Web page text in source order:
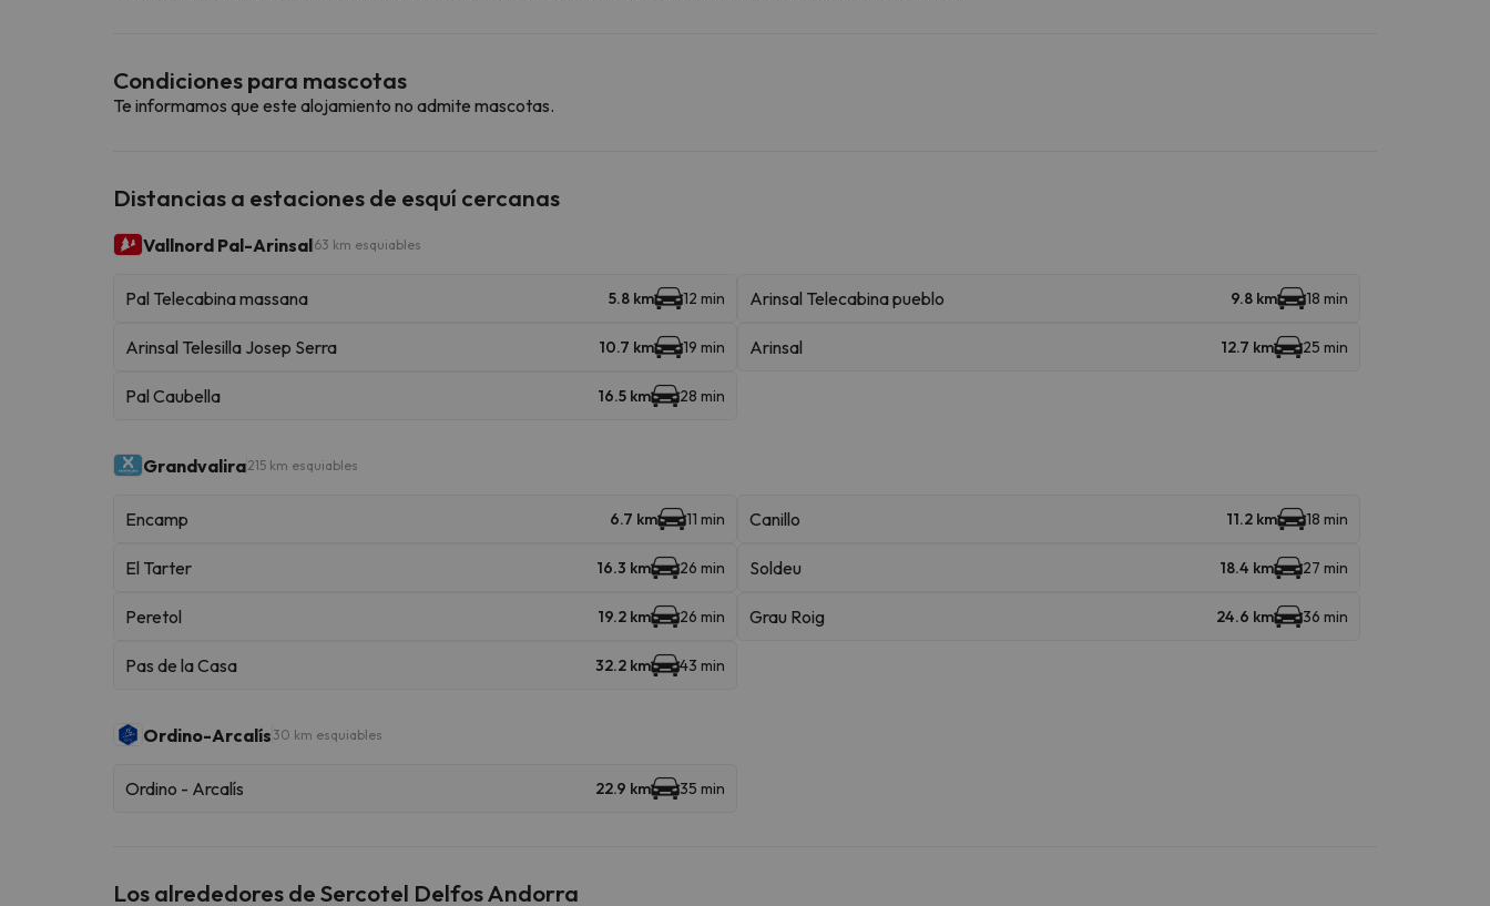
Condiciones para mascotas
Te informamos que este alojamiento no admite mascotas.
Distancias a estaciones de esquí cercanas
Vallnord Pal-Arinsal63 km esquiables
Pal Telecabina massana 5.8 km 12 min Arinsal Telecabina pueblo 9.8 km 18 min
Arinsal Telesilla Josep Serra 10.7 km 19 min Arinsal 12.7 km 25 min
Pal Caubella 16.5 km 28 min
Grandvalira215 km esquiables
Encamp 6.7 km 11 min Canillo 11.2 km 18 min
El Tarter 16.3 km 26 min Soldeu 18.4 km 27 min
Peretol 19.2 km 26 min Grau Roig 24.6 km 36 min
Pas de la Casa 32.2 km 43 min
Ordino-Arcalís 30 km esquiables
Ordino - Arcalís 22.9 km 35 min
Los alrededores de Sercotel Delfos Andorra